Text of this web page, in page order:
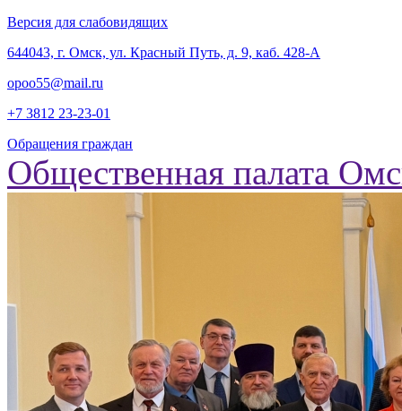
Версия для слабовидящих
‎644043, г. Омск, ул. Красный Путь, д. 9, каб. 428-А
opoo55@mail.ru
+7 3812 23-23-01
Обращения граждан
Общественная палата